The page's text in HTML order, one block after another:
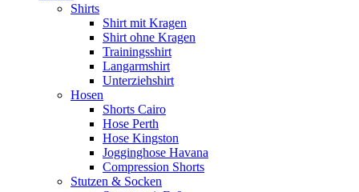
Shirts
Shirt mit Kragen
Shirt ohne Kragen
Trainingsshirt
Langarmshirt
Unterziehshirt
Hosen
Shorts Cairo
Hose Perth
Hose Kingston
Jogginghose Havana
Compression Shorts
Stutzen & Socken